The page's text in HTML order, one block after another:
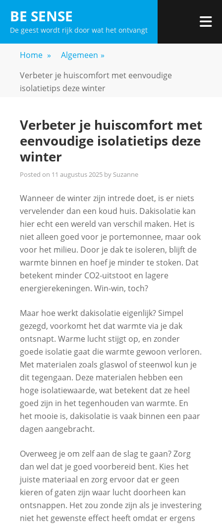
content
BE SENSE
De geest wordt rijk door wat het ontvangt
Home » Algemeen »
Verbeter je huiscomfort met eenvoudige
isolatietips deze winter
Verbeter je huiscomfort met
eenvoudige isolatietips deze
winter
Posted on 11 augustus 2025 by Suzanne
Wanneer de winter zijn intrede doet, is er niets
vervelender dan een koud huis. Dakisolatie kan
hier echt een wereld van verschil maken. Het is
niet alleen goed voor je portemonnee, maar ook
voor het milieu. Door je dak te isoleren, blijft de
warmte binnen en hoef je minder te stoken. Dat
betekent minder CO2-uitstoot en lagere
energierekeningen. Win-win, toch?
Maar hoe werkt dakisolatie eigenlijk? Simpel
gezegd, voorkomt het dat warmte via je dak
ontsnapt. Warme lucht stijgt op, en zonder
goede isolatie gaat die warmte gewoon verloren.
Met materialen zoals glaswol of steenwol kun je
dit tegengaan. Deze materialen hebben een
hoge isolatiewaarde, wat betekent dat ze heel
goed zijn in het tegenhouden van warmte. En
het mooie is, dakisolatie is vaak binnen een paar
dagen aangebracht.
Overweeg je om zelf aan de slag te gaan? Zorg
dan wel dat je goed voorbereid bent. Kies het
juiste materiaal en zorg ervoor dat er geen
kieren of gaten zijn waar lucht doorheen kan
ontsnappen. Het zou zonde zijn als je investering
niet het gewenste effect heeft omdat er ergens